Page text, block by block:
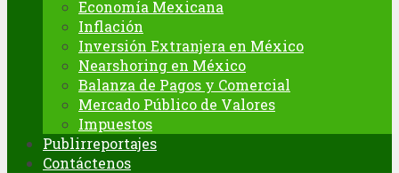
Economía Mexicana
Inflación
Inversión Extranjera en México
Nearshoring en México
Balanza de Pagos y Comercial
Mercado Público de Valores
Impuestos
Publirreportajes
Contáctenos